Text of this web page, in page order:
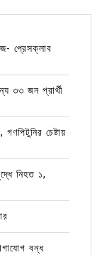
প্রেসক্লাব
৩৩ জন প্রার্থী
চেষ্টায়
নিহত ১,
বন্ধ